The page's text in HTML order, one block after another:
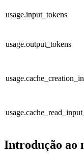
usage.input_tokens
usage.output_tokens
Introdução ao